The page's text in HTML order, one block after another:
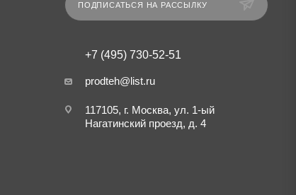
ПОДПИСАТЬСЯ НА РАССЫЛКУ
+7 (495) 730-52-51
prodteh@list.ru
117105, г. Москва, ул. 1-ый
Нагатинский проезд, д. 4